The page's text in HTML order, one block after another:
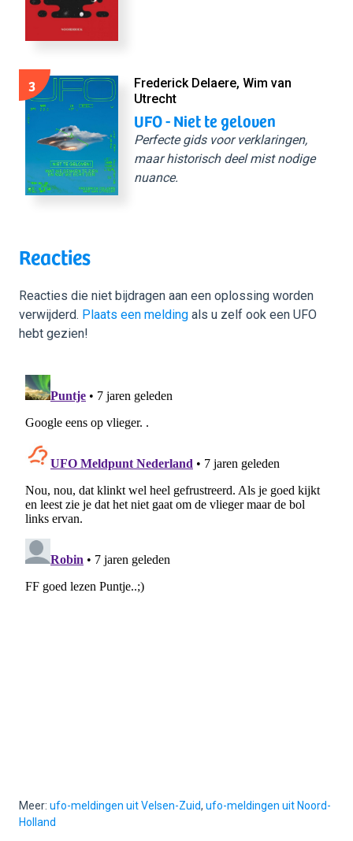
3
Frederick Delaere, Wim van
Utrecht
UFO - Niet te geloven
Perfecte gids voor verklaringen,
maar historisch deel mist nodige
nuance.
Reacties
Reacties die niet bijdragen aan een oplossing worden
verwijderd. Plaats een melding als u zelf ook een UFO
hebt gezien!
Meer: ufo-meldingen uit Velsen-Zuid, ufo-meldingen uit Noord-
Holland